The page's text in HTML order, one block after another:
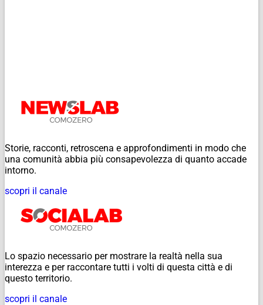
Storie, racconti, retroscena e approfondimenti in modo che
una comunità abbia più consapevolezza di quanto accade
intorno.
scopri il canale
Lo spazio necessario per mostrare la realtà nella sua
interezza e per raccontare tutti i volti di questa città e di
questo territorio.
scopri il canale